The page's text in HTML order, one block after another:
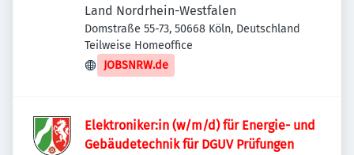
Land Nordrhein-Westfalen
Domstraße 55-73, 50668 Köln, Deutschland
Teilweise Homeoffice
JOBSNRW.de
Elektroniker:in (w/m/d) für Energie- und
Gebäudetechnik für DGUV Prüfungen